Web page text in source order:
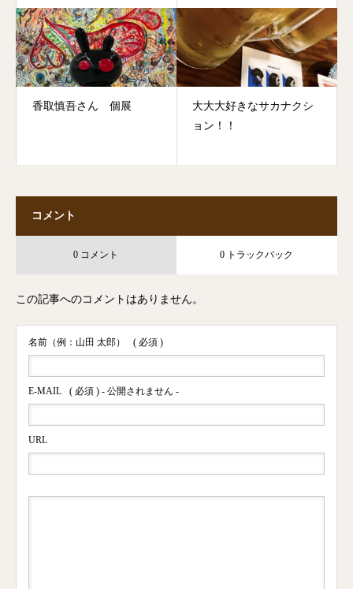
香取慎吾さん 個展
大大大好きなサカナクシ
ョン！！
コメント
0 コメント 0 トラックバック
この記事へのコメントはありません。
名前（例：山田 太郎） ( 必須 )
E-MAIL ( 必須 ) - 公開されません -
URL